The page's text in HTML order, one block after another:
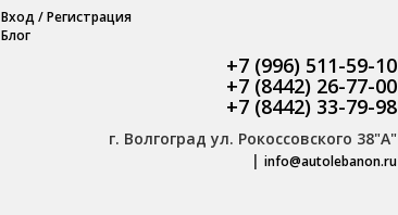
Вход / Регистрация
Блог
+7 (996) 511-59-10
+7 (8442) 26-77-00
+7 (8442) 33-79-98
г. Волгоград ул. Рокоссовского 38"А"
|info@autolebanon.ru